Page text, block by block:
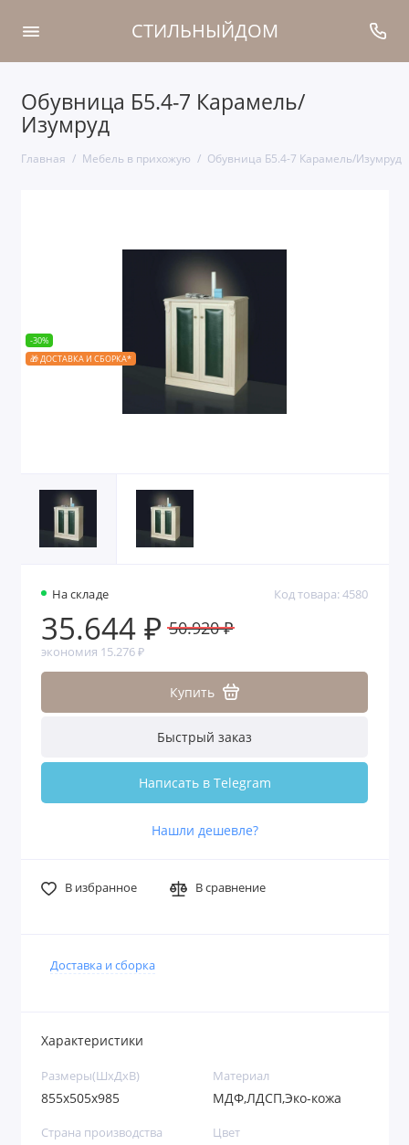
СТИЛЬНЫЙДОМ
Обувница Б5.4-7 Карамель/
Изумруд
Главная Мебель в прихожую Обувница Б5.4-7 Карамель/Изумруд
-30%
🎁 ДОСТАВКА И СБОРКА*
На складе Код товара: 4580
35.644 ₽ 50.920 ₽
экономия 15.276 ₽
Купить
Быстрый заказ
Написать в Telegram
Нашли дешевле?
В избранное В сравнение
Доставка и сборка
Характеристики
Размеры(ШхДхВ)
855х505х985
Материал
МДФ,ЛДСП,Эко-кожа
Страна производства Цвет